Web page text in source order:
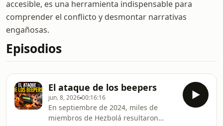
accesible, es una herramienta indispensable para
comprender el conflicto y desmontar narrativas
engañosas.
Episodios
El ataque de los beepers
jun. 8, 202600:16:16
En septiembre de 2024, miles de
miembros de Hezbolá resultaron